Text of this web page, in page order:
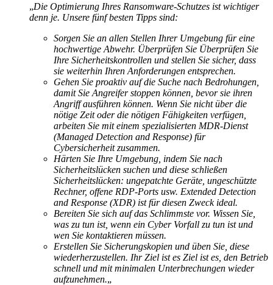
„Die Optimierung Ihres Ransomware-Schutzes ist wichtiger
denn je. Unsere fünf besten Tipps sind:
Sorgen Sie an allen Stellen Ihrer Umgebung für eine
hochwertige Abwehr. Überprüfen Sie Überprüfen Sie
Ihre Sicherheitskontrollen und stellen Sie sicher, dass
sie weiterhin Ihren Anforderungen entsprechen.
Gehen Sie proaktiv auf die Suche nach Bedrohungen,
damit Sie Angreifer stoppen können, bevor sie ihren
Angriff ausführen können. Wenn Sie nicht über die
nötige Zeit oder die nötigen Fähigkeiten verfügen,
arbeiten Sie miteinem spezialisierten MDR-Dienst
(Managed Detection and Response) für
Cybersicherheit zusammen.
Härten Sie Ihre Umgebung, indem Sie nach
Sicherheitslücken suchen und diese schließen
Sicherheitslücken: ungepatchte Geräte, ungeschützte
Rechner, offene RDP-Ports usw. Extended Detection
and Response (XDR) ist für diesen Zweck ideal.
Bereiten Sie sich auf das Schlimmste vor. Wissen Sie,
was zu tun ist, wenn ein Cyber Vorfall zu tun ist und
wen Sie kontaktieren müssen.
Erstellen Sie Sicherungskopien und üben Sie, diese
wiederherzustellen. Ihr Ziel ist es Ziel ist es, den Betrieb
schnell und mit minimalen Unterbrechungen wieder
aufzunehmen.„